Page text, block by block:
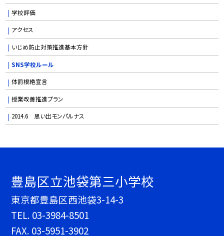
学校評価
アクセス
いじめ防止対策推進基本方針
SNS学校ルール
体罰根絶宣言
授業改善推進プラン
2014.6 思い出モンパルナス
豊島区立池袋第三小学校
東京都豊島区西池袋3-14-3
TEL. 03-3984-8501
FAX. 03-5951-3902